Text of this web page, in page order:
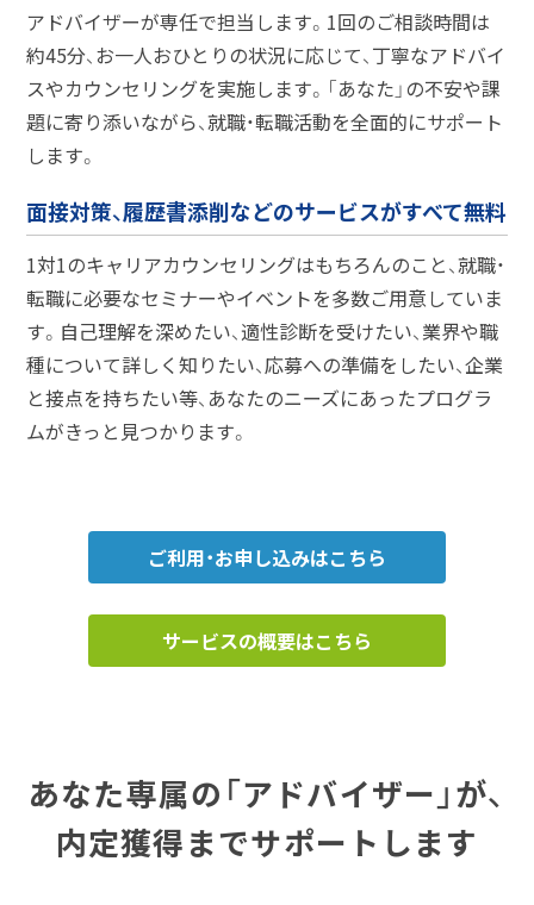
アドバイザーが専任で担当します。1回のご相談時間は
約45分、お一人おひとりの状況に応じて、丁寧なアドバイ
スやカウンセリングを実施します。「あなた」の不安や課
題に寄り添いながら、就職・転職活動を全面的にサポート
します。
面接対策、履歴書添削などのサービスがすべて無料
1対1のキャリアカウンセリングはもちろんのこと、就職・
転職に必要なセミナーやイベントを多数ご用意していま
す。自己理解を深めたい、適性診断を受けたい、業界や職
種について詳しく知りたい、応募への準備をしたい、企業
と接点を持ちたい等、あなたのニーズにあったプログラ
ムがきっと見つかります。
ご利用・お申し込みはこちら
サービスの概要はこちら
あなた専属の「アドバイザー」が、
内定獲得までサポートします